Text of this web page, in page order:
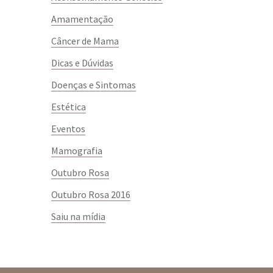
Amamentação
Câncer de Mama
Dicas e Dúvidas
Doenças e Sintomas
Estética
Eventos
Mamografia
Outubro Rosa
Outubro Rosa 2016
Saiu na mídia